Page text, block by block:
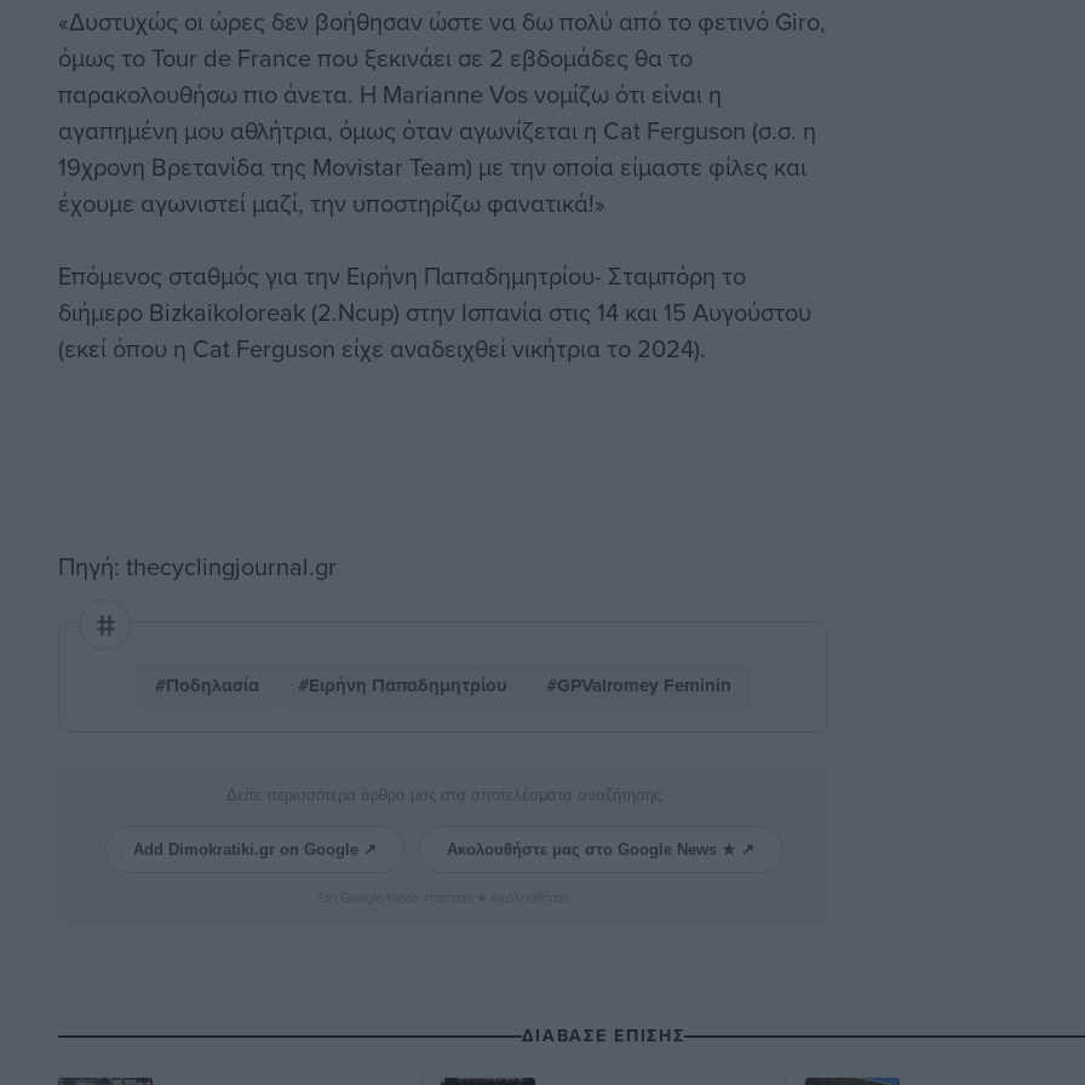
«Δυστυχώς οι ώρες δεν βοήθησαν ώστε να δω πολύ από το φετινό Giro,
όμως το Tour de France που ξεκινάει σε 2 εβδομάδες θα το
παρακολουθήσω πιο άνετα. Η Marianne Vos νομίζω ότι είναι η
αγαπημένη μου αθλήτρια, όμως όταν αγωνίζεται η Cat Ferguson (σ.σ. η
19χρονη Βρετανίδα της Movistar Team) με την οποία είμαστε φίλες και
έχουμε αγωνιστεί μαζί, την υποστηρίζω φανατικά!»
Επόμενος σταθμός για την Ειρήνη Παπαδημητρίου- Σταμπόρη το
διήμερο Bizkaikoloreak (2.Ncup) στην Ισπανία στις 14 και 15 Αυγούστου
(εκεί όπου η Cat Ferguson είχε αναδειχθεί νικήτρια το 2024).
Πηγή: thecyclingjournal.gr
#Ποδηλασία #Ειρήνη Παπαδημητρίου #GPValromey Feminin
Δείτε περισσότερα άρθρα μας στα αποτελέσματα αναζήτησης
Add Dimokratiki.gr on Google ↗ Ακολουθήστε μας στο Google News ★ ↗
ΔΙΑΒΑΣΕ ΕΠΙΣΗΣ